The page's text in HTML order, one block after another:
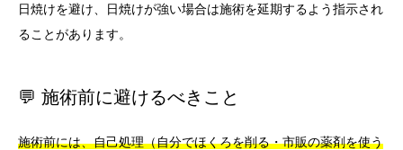
日焼けを避け、日焼けが強い場合は施術を延期するよう指示され
ることがあります。
💬 施術前に避けるべきこと
施術前には、自己処理（自分でほくろを削る・市販の薬剤を使う